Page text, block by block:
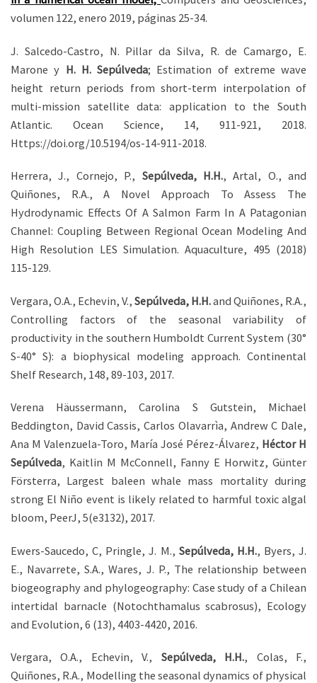
volumen 122, enero 2019, páginas 25-34.
J. Salcedo-Castro, N. Pillar da Silva, R. de Camargo, E.
Marone y H. H. Sepúlveda; Estimation of extreme wave
height return periods from short-term interpolation of
multi-mission satellite data: application to the South
Atlantic. Ocean Science, 14, 911-921, 2018.
Https://doi.org/10.5194/os-14-911-2018.
Herrera, J., Cornejo, P., Sepúlveda, H.H., Artal, O., and
Quiñones, R.A., A Novel Approach To Assess The
Hydrodynamic Effects Of A Salmon Farm In A Patagonian
Channel: Coupling Between Regional Ocean Modeling And
High Resolution LES Simulation. Aquaculture, 495 (2018)
115-129.
Vergara, O.A., Echevin, V., Sepúlveda, H.H.and Quiñones, R.A.,
Controlling factors of the seasonal variability of
productivity in the southern Humboldt Current System (30°
S-40° S): a biophysical modeling approach. Continental
Shelf Research, 148, 89-103, 2017.
Verena Häussermann, Carolina S Gutstein, Michael
Beddington, David Cassis, Carlos Olavarrìa, Andrew C Dale,
Ana M Valenzuela-Toro, María José Pérez-Álvarez, Héctor H
Sepúlveda, Kaitlin M McConnell, Fanny E Horwitz, Günter
Försterra, Largest baleen whale mass mortality during
strong El Niño event is likely related to harmful toxic algal
bloom, PeerJ, 5(e3132), 2017.
Ewers-Saucedo, C, Pringle, J. M., Sepúlveda, H.H., Byers, J.
E., Navarrete, S.A., Wares, J. P., The relationship between
biogeography and phylogeography: Case study of a Chilean
intertidal barnacle (Notochthamalus scabrosus), Ecology
and Evolution, 6 (13), 4403-4420, 2016.
Vergara, O.A., Echevin, V., Sepúlveda, H.H., Colas, F.,
Quiñones, R.A., Modelling the seasonal dynamics of physical